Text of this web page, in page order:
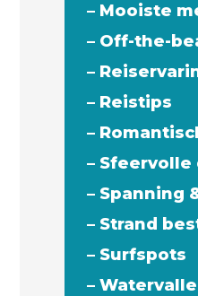
– Mooiste
– Off-the-
–
– Reistips
–
– Sfeervolle
– Spanning
– Strand
– Surfspots
–